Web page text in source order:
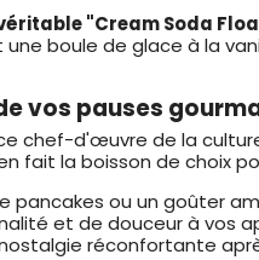
"Cream Soda
boule de glace à la
vos pauses
chef-d'œuvre de la
fait la boisson de choix
pancakes ou un goûter
et de douceur à vos
réconfortante